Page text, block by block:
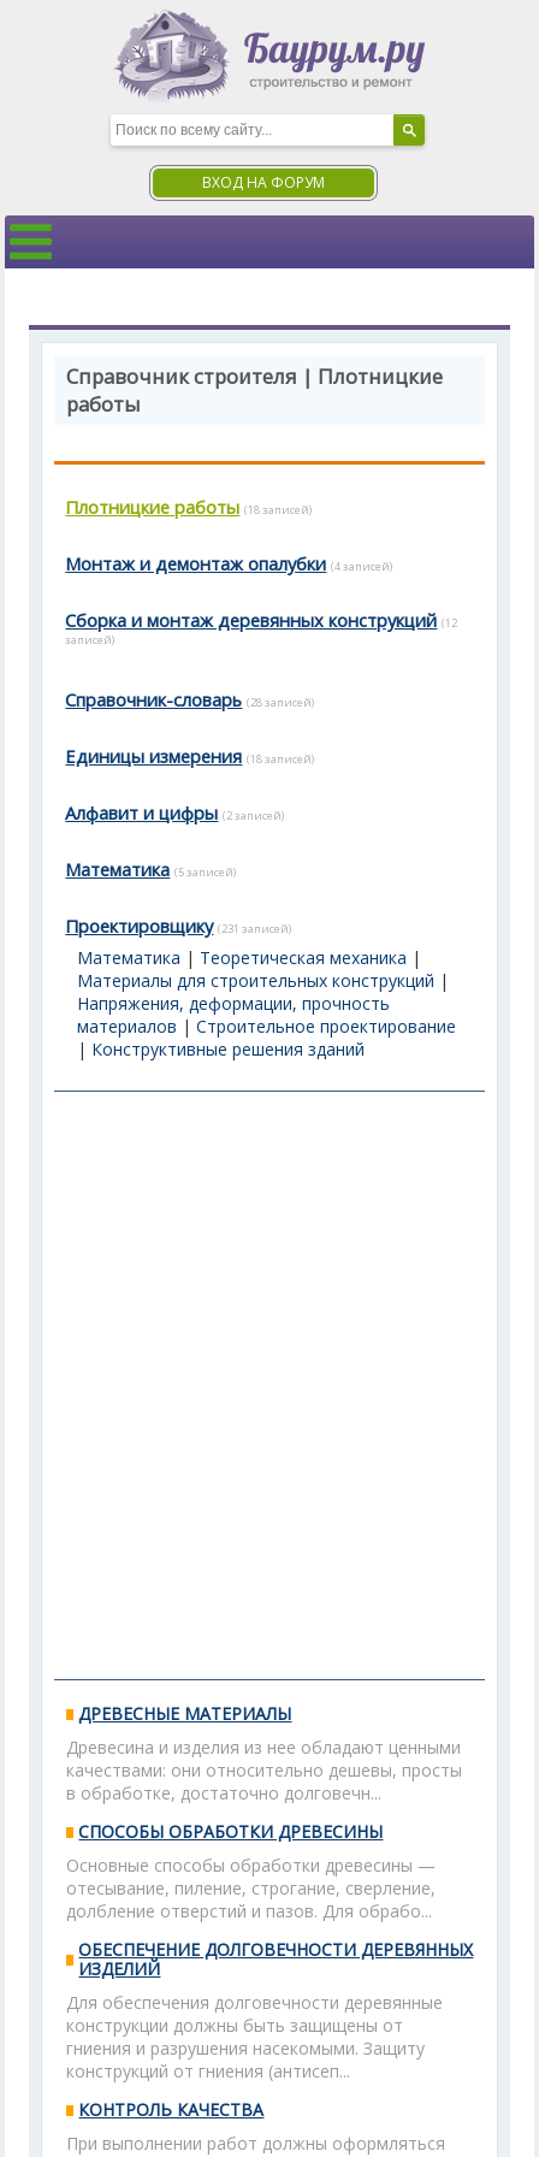
ВХОД НА ФОРУМ
Справочник строителя | Плотницкие
работы
Плотницкие работы (18 записей)
Монтаж и демонтаж опалубки (4 записей)
Сборка и монтаж деревянных конструкций (12
записей)
Справочник-словарь (28 записей)
Единицы измерения (18 записей)
Алфавит и цифры (2 записей)
Математика (5 записей)
Проектировщику (231 записей)
Математика | Теоретическая механика |
Материалы для строительных конструкций |
Напряжения, деформации, прочность
материалов |Строительное проектирование
| Конструктивные решения зданий
ДРЕВЕСНЫЕ МАТЕРИАЛЫ
Древесина и изделия из нее обладают ценными
качествами: они относительно дешевы, просты
в обработке, достаточно долговечн...
СПОСОБЫ ОБРАБОТКИ ДРЕВЕСИНЫ
Основные способы обработки древесины —
отесывание, пиление, строгание, сверление,
долбление отверстий и пазов. Для обрабо...
ОБЕСПЕЧЕНИЕ ДОЛГОВЕЧНОСТИ ДЕРЕВЯННЫХ
ИЗДЕЛИЙ
Для обеспечения долговечности деревянные
конструкции должны быть защищены от
гниения и разрушения насекомыми. Защиту
конструкций от гниения (антисеп...
КОНТРОЛЬ КАЧЕСТВА
При выполнении работ должны оформляться